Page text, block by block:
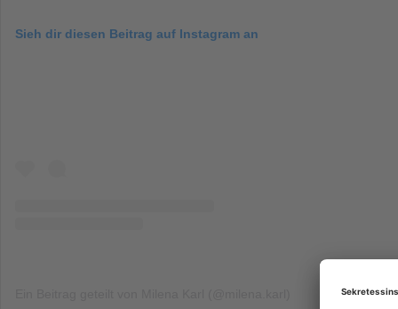
Sieh dir diesen Beitrag auf Instagram an